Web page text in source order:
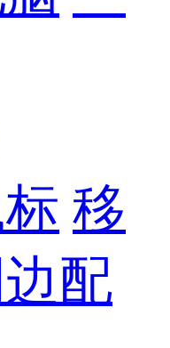
移
配